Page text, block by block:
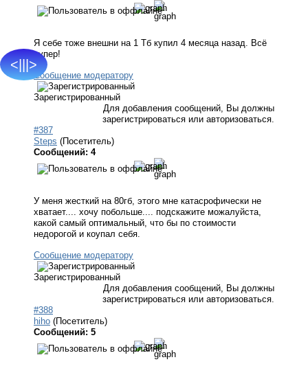
<|||>
Я себе тоже внешни на 1 Тб купил 4 месяца назад. Всё
супер!
Сообщение модератору
Зарегистрированный
Для добавления сообщений, Вы должны
зарегистрироваться или авторизоваться.
#387
Steps (Посетитель)
Сообщений: 4
У меня жесткий на 80гб, этого мне катасрофически не
хватает.... хочу побольше.... подскажите можалуйста,
какой самый оптимальный, что бы по стоимости
недорогой и коупал себя.
Сообщение модератору
Зарегистрированный
Для добавления сообщений, Вы должны
зарегистрироваться или авторизоваться.
#388
hiho (Посетитель)
Сообщений: 5